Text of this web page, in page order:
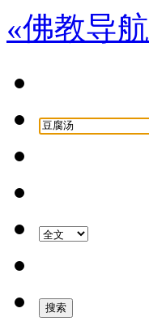
«佛教导航